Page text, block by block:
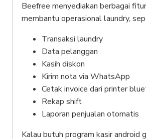
Beefree menyediakan berbagai
membantu operasional laundry,
Transaksi laundry
Data pelanggan
Kasih diskon
Kirim nota via WhatsApp
Cetak invoice dari printer
Rekap shift
Laporan penjualan otomatis
Kalau butuh program kasir android